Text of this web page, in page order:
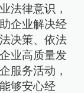
法律意识，
企业解决经
决策、依法
业高质量发
服务活动，
够安心经